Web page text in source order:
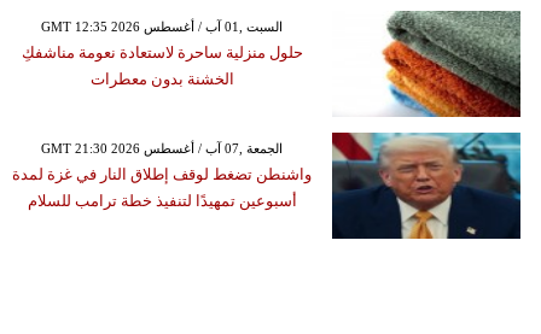
GMT 12:35 2026 السبت ,01 آب / أغسطس
حلول منزلية ساحرة لاستعادة نعومة مناشفكِ
الخشنة بدون معطرات
GMT 21:30 2026 الجمعة ,07 آب / أغسطس
واشنطن تضغط لوقف إطلاق النار في غزة لمدة
أسبوعين تمهيدًا لتنفيذ خطة ترامب للسلام